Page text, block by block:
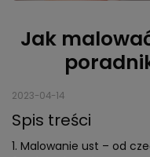
Jak
2023-04-14
Spis treści
Malowanie ust – od